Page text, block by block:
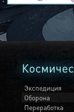
Экспедиция
Оборона
Переработка